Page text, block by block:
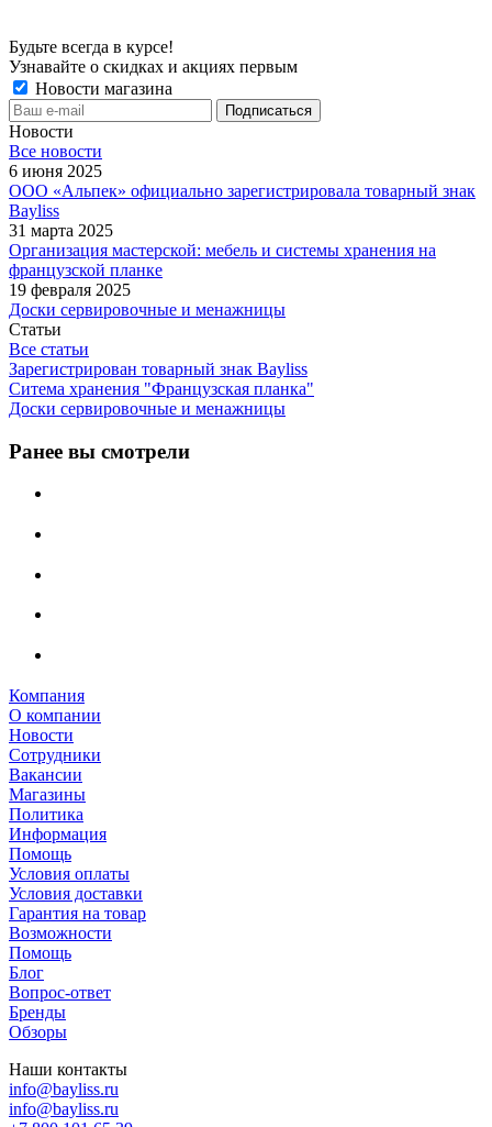
Будьте всегда в курсе!
Узнавайте о скидках и акциях первым
Новости магазина
Новости
Все новости
6 июня 2025
ООО «Альпек» официально зарегистрировала товарный знак
Bayliss
31 марта 2025
Организация мастерской: мебель и системы хранения на
французской планке
19 февраля 2025
Доски сервировочные и менажницы
Статьи
Все статьи
Зарегистрирован товарный знак Bayliss
Ситема хранения "Французская планка"
Доски сервировочные и менажницы
Ранее вы смотрели
Компания
О компании
Новости
Сотрудники
Вакансии
Магазины
Политика
Информация
Помощь
Условия оплаты
Условия доставки
Гарантия на товар
Возможности
Помощь
Блог
Вопрос-ответ
Бренды
Обзоры
Наши контакты
info@bayliss.ru
info@bayliss.ru